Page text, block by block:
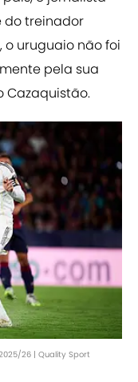
do treinador
o uruguaio não foi
pela sua
Cazaquistão.
26 | Quality Sport